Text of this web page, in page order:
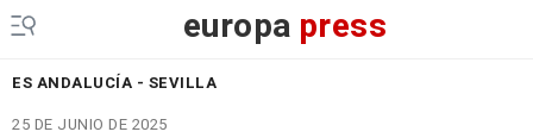
europa press
ES ANDALUCÍA - SEVILLA
25 DE JUNIO DE 2025